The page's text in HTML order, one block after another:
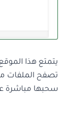
يتمتع هذا
تصفح الملفات
سحبها مباشرة